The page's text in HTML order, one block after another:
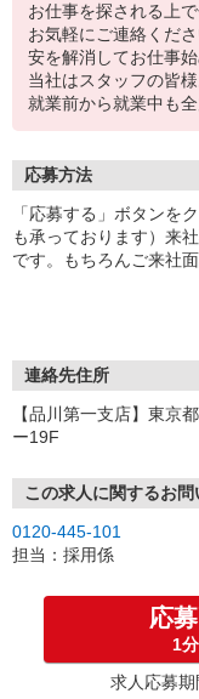
お仕事を探される上
お気軽にご連絡くだ
安を解消してお仕事
当社はスタッフの皆
就業前から就業中も
応募方法
「応募する」ボタンを
も承っております）来
です。もちろんご来社
連絡先住所
【品川第一支店】東京
ー19F
この求人に関するお問
0120-445-101
担当：採用係
応
1
求人応募